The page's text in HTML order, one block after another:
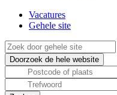
Vacatures
Gehele site